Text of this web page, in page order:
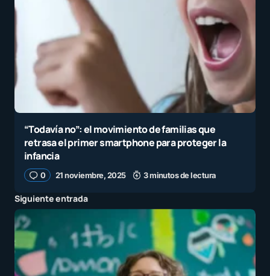
“Todavía no”: el movimiento de familias que
retrasa el primer smartphone para proteger la
infancia
0 21 noviembre, 2025 3 minutos de lectura
Siguiente entrada